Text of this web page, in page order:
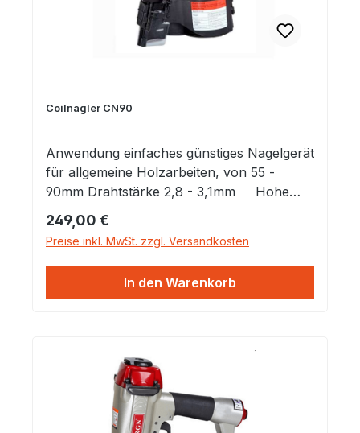
Coilnagler CN90
Anwendung einfaches günstiges Nagelgerät
für allgemeine Holzarbeiten, von 55 -
90mm Drahtstärke 2,8 - 3,1mm Hohe
Magazinkapazität mit 225- 275 Nägel
Drehbare Ablufthaube Gewicht 4,1 kg
Klammer- / Nagellänge 50 - 90 mm
Nageldurchmesser 2,87 - 3,33 mm Gewicht
Ausstattung / Zubehör ja Kraftvoll, geringes
Gewicht, große Ladekapazität,
komfortabler Gummigriff, Anwendung:
Paletten, Kisten, Zaunbau, Allgemeine
Regulärer Preis:
249,00 €
Preise inkl. MwSt. zzgl. Versandkosten
In den Warenkorb